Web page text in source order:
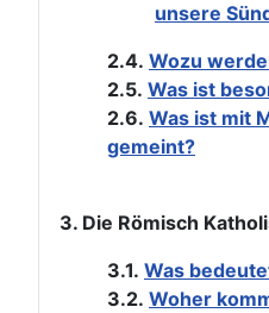
unsere
2.4. Wozu
2.5. Was ist
2.6. Was ist mit
gemeint?
3. Die Römisch
3.1. Was
3.2. Woher